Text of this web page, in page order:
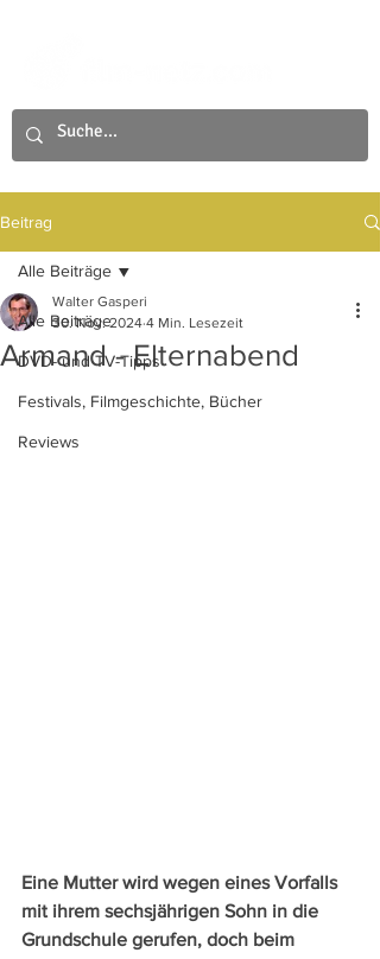
Beitrag
Alle Beiträge
DVD- und TV-Tipps
Festivals, Filmgeschichte, Bücher
Reviews
Alle Beiträge
Armand - Elternabend
Walter Gasperi
30. Nov. 2024 4 Min. Lesezeit
Eine Mutter wird wegen eines Vorfalls
mit ihrem sechsjährigen Sohn in die
Grundschule gerufen, doch beim